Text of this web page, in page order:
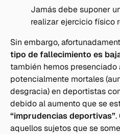
Jamás debe suponer
realizar ejercicio físico
Sin embargo,
tipo de fallecimiento es
también hemos presenciado
potencialmente mortales
desgracia) en deportistas
debido al aumento que se
“imprudencias deportivas”.
aquellos sujetos que se